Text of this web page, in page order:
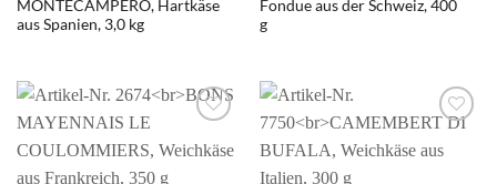
MONTECAMPERO, Hartkäse
aus Spanien, 3,0 kg
Fondue aus der Schweiz, 400
g